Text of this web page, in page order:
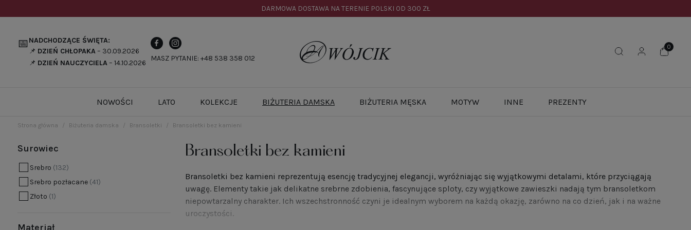
DARMOWA DOSTAWA NA TERENIE POLSKI OD 300 ZŁ
📅NADCHODZĄCE ŚWIĘTA:
📌 DZIEŃ CHŁOPAKA– 30.09.2026
📌 DZIEŃ NAUCZYCIELA– 14.10.2026
MASZ PYTANIE: +48 538 358 012
NOWOŚCI LATO KOLEKCJE BIŻUTERIA DAMSKA BIŻUTERIA MĘSKA MOTYW INNE PREZENTY
Strona główna Biżuteria damska Bransoletki Bransoletki bez kamieni
Surowiec
Srebro (132)
Srebro pozłacane (41)
Złoto (1)
Materiał
Bransoletki bez kamieni
Bransoletki bez kamieni reprezentują esencję tradycyjnej elegancji, wyróżniając się wyjątkowymi detalami, które przyciągają
uwagę. Elementy takie jak delikatne srebrne zdobienia, fascynujące sploty, czy wyjątkowe zawieszki nadają tym bransoletkom
niepowtarzalny charakter. Ich wszechstronność czyni je idealnym wyborem na każdą okazję, zarówno na co dzień, jak i na ważne
uroczystości.